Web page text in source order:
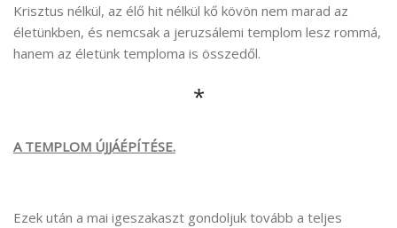
Krisztus nélkül, az élő hit nélkül kő kövön nem marad az
életünkben, és nemcsak a jeruzsálemi templom lesz rommá,
hanem az életünk temploma is összedől.
*
A TEMPLOM ÚJJÁÉPÍTÉSE.
Ezek után a mai igeszakaszt gondoljuk tovább a teljes